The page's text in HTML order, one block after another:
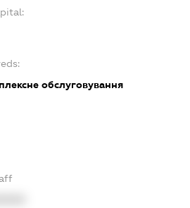
обслуговування